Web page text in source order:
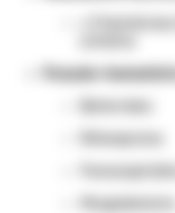
Pseudo-hematúria
Mioglobinúria